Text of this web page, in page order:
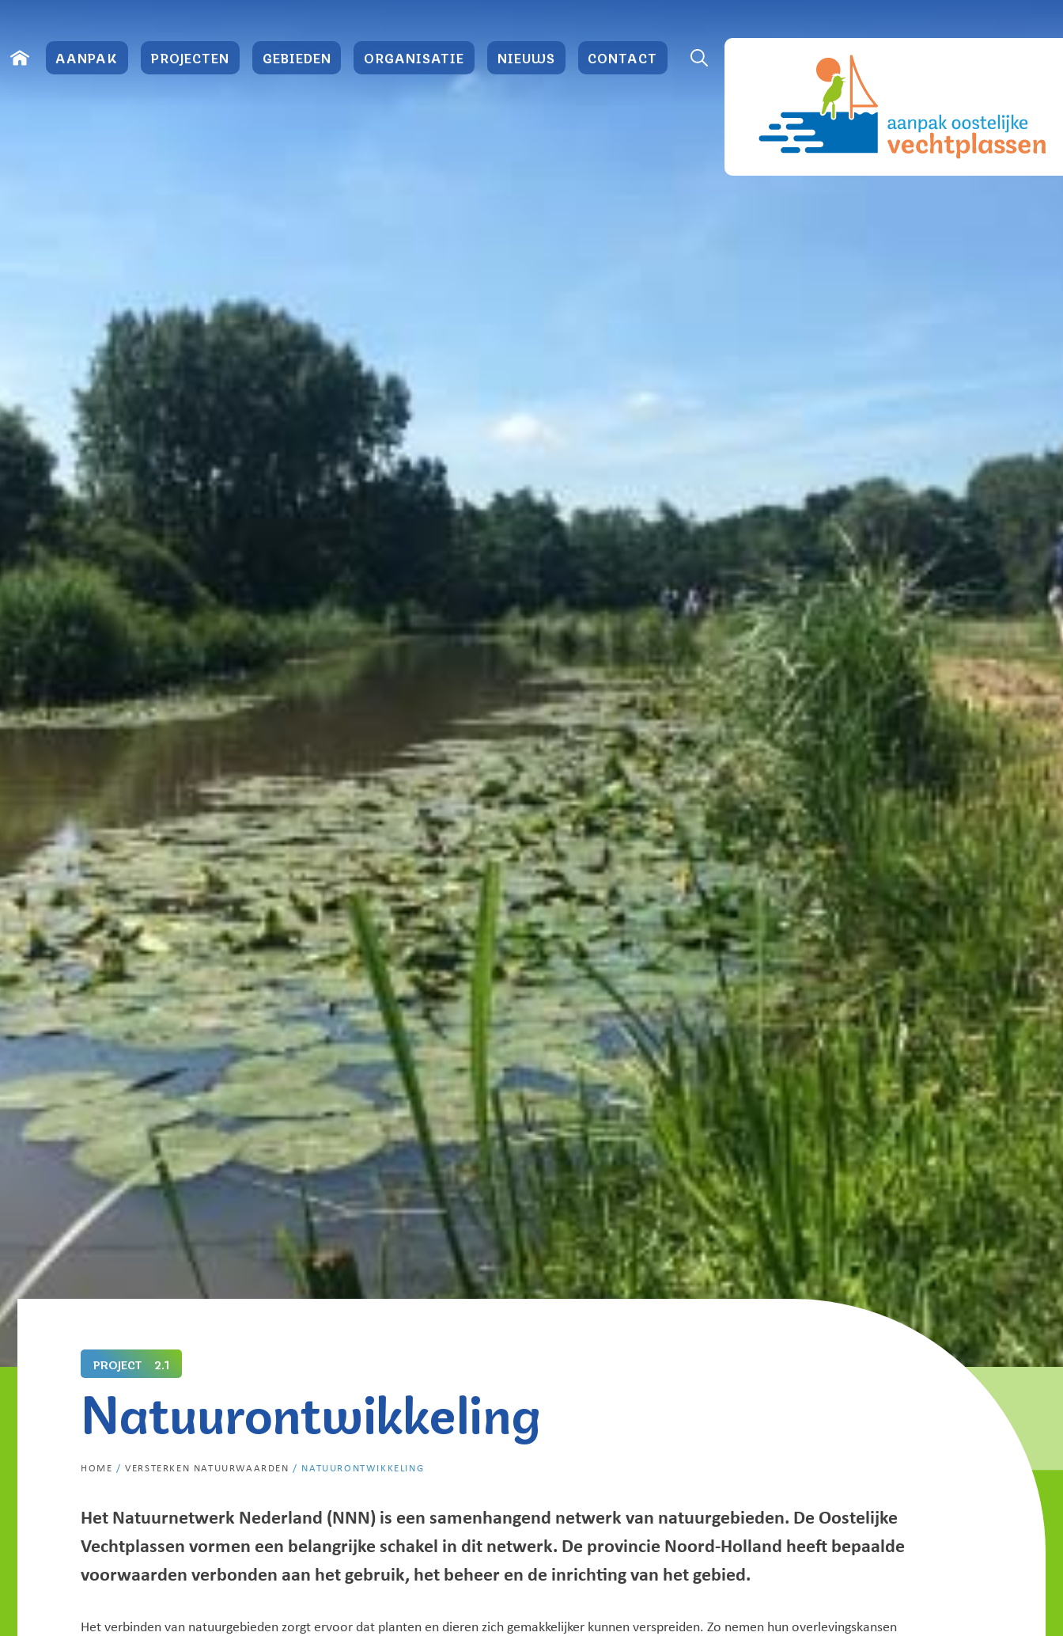
content
AANPAK PROJECTEN GEBIEDEN ORGANISATIE NIEUWS CONTACT
PROJECT 2.1
Natuurontwikkeling
HOME /VERSTERKEN NATUURWAARDEN / NATUURONTWIKKELING
Het Natuurnetwerk Nederland (NNN) is een samenhangend netwerk van natuurgebieden. De Oostelijke
Vechtplassen vormen een belangrijke schakel in dit netwerk. De provincie Noord-Holland heeft bepaalde
voorwaarden verbonden aan het gebruik, het beheer en de inrichting van het gebied.
Het verbinden van natuurgebieden zorgt ervoor dat planten en dieren zich gemakkelijker kunnen verspreiden. Zo nemen hun overlevingskansen